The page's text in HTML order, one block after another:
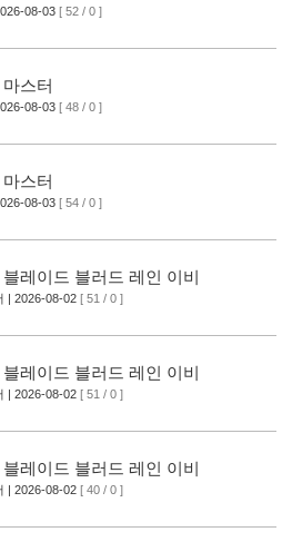
08-03 [ 52 / 0 ]
스터
08-03 [ 48 / 0 ]
스터
08-03 [ 54 / 0 ]
레이드 블러드 레인 이비
| 2026-08-02 [ 51 / 0 ]
레이드 블러드 레인 이비
| 2026-08-02 [ 51 / 0 ]
레이드 블러드 레인 이비
| 2026-08-02 [ 40 / 0 ]